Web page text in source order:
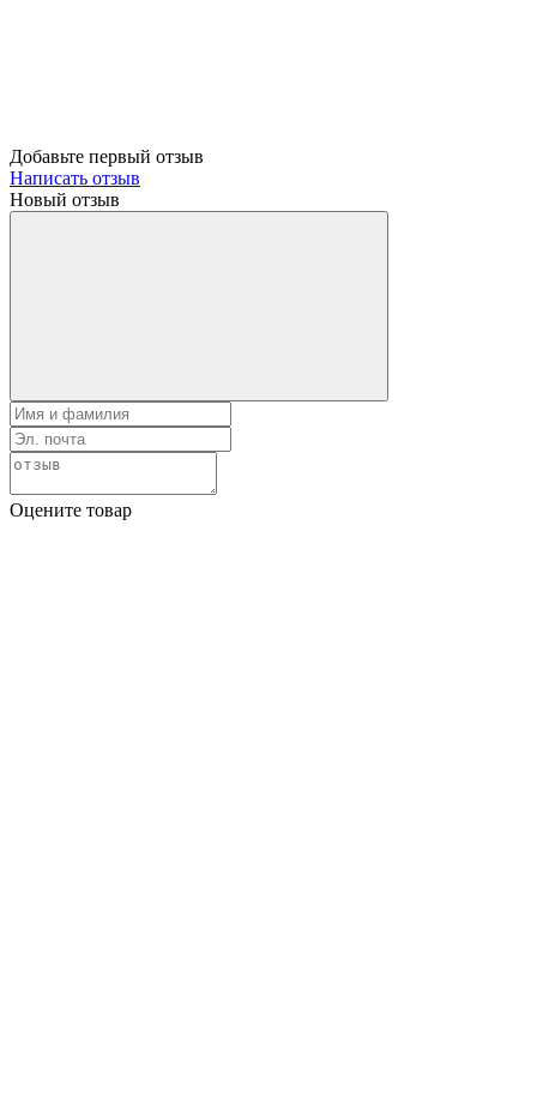
Добавьте первый отзыв
Написать отзыв
Новый отзыв
Оцените товар